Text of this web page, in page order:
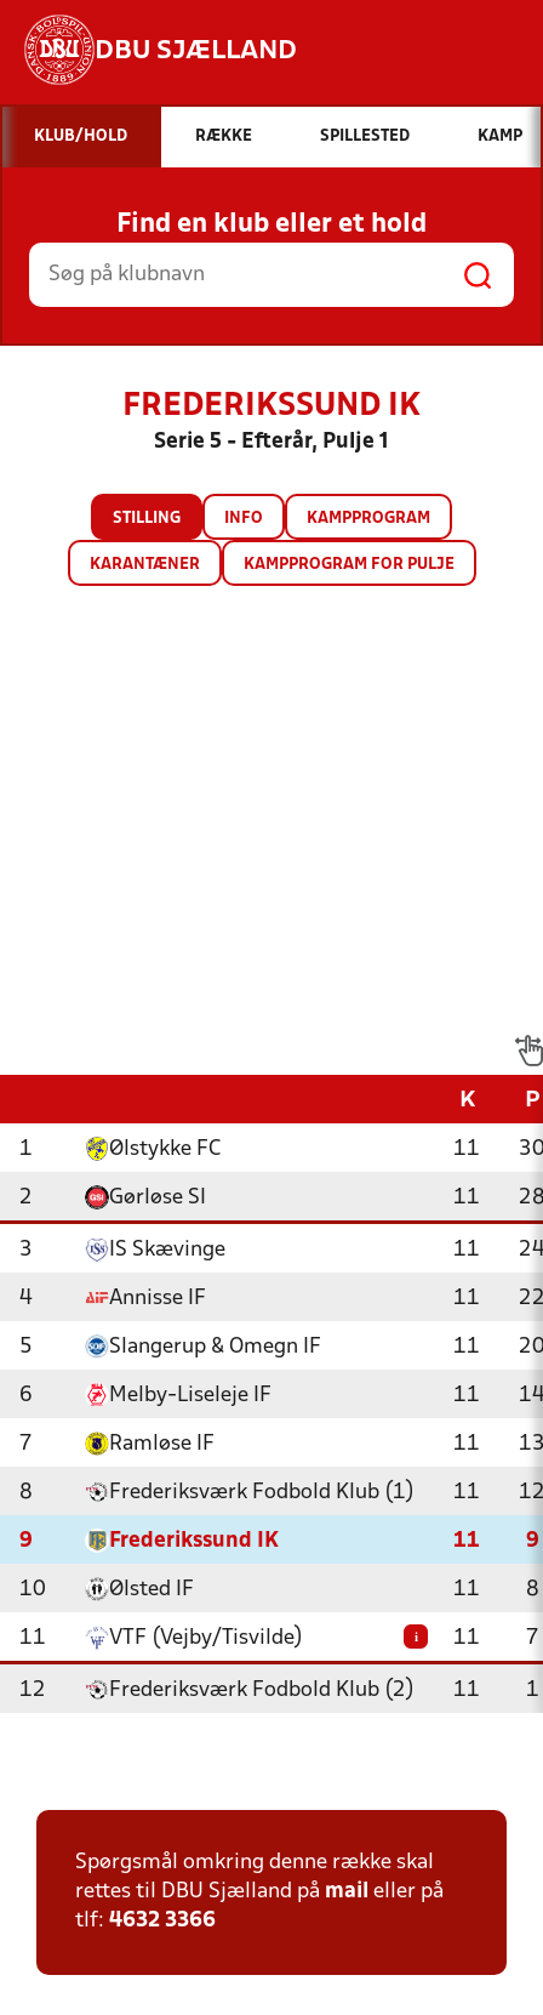
DBU SJÆLLAND
Hvad vil du søge efter?
INDHOLD OG NYHEDER
STILLINGER, RESULTATER, KLUBBER OG
HOLD
KLUB/HOLD RÆKKE SPILLESTED KAMP
Find en klub eller et hold
FREDERIKSSUND IK
Serie 5 - Efterår, Pulje 1
STILLING INFO KAMPPROGRAM
KARANTÆNER KAMPPROGRAM FOR PULJE
K P
1 Ølstykke FC 11
2 Gørløse SI 11
3 IS Skævinge 11
4 Annisse IF 11
5 Slangerup & Omegn IF 11
6 Melby-Liseleje IF 11
7 Ramløse IF 11
8 Frederiksværk Fodbold Klub (1) 11
9 Frederikssund IK 11 9
10 Ølsted IF 11 8
11 VTF (Vejby/Tisvilde) i 11 7
12 Frederiksværk Fodbold Klub (2) 11 1
Spørgsmål omkring denne række skal
rettes til DBU Sjælland på mail eller på
tlf: 4632 3366